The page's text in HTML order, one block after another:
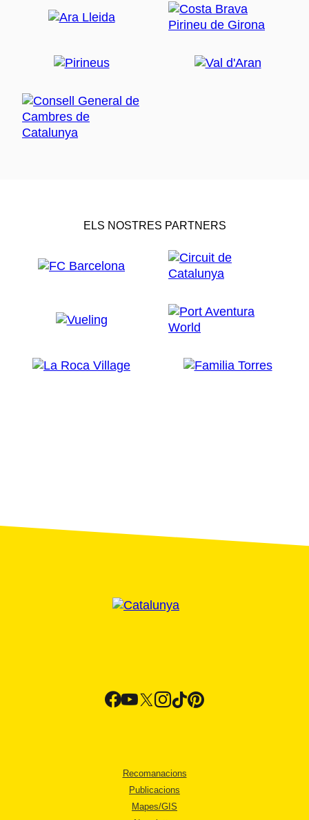
ELS NOSTRES PARTNERS
Recomanacions
Publicacions
Mapes/GIS